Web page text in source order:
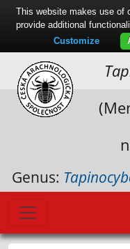
Genus:
This website makes use of
provide additional
Customize